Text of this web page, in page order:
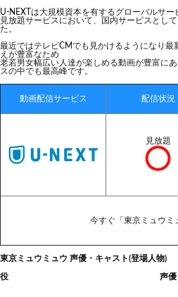
U-NEXTは大規模資本を有するグローバルサ
見放題サービスにおいて、国内サービスとし
た。
最近ではテレビCMでも見かけるようになり
えが豊富なため
老若男女幅広い人達が楽しめる動画が豊富に
スの中でも最高峰です。
動画配信サービス 配信状況
見放題
今すぐ「東京ミュウミ
東京ミュウミュウ 声優・キャスト(登場人物)
役 声優